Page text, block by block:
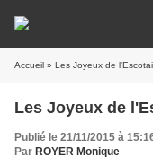
Accueil » Les Joyeux de
Les Joyeux de
Publié le 21/11/2015 à
Par ROYER Monique